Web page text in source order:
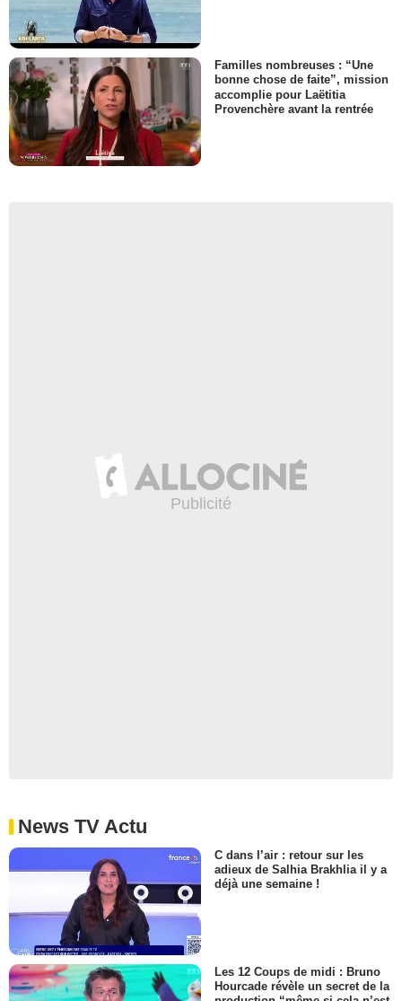
Familles nombreuses : “Une
bonne chose de faite”, mission
accomplie pour Laëtitia
Provenchère avant la rentrée
News TV Actu
C dans l’air : retour sur les
adieux de Salhia Brakhlia il y a
déjà une semaine !
Les 12 Coups de midi : Bruno
Hourcade révèle un secret de la